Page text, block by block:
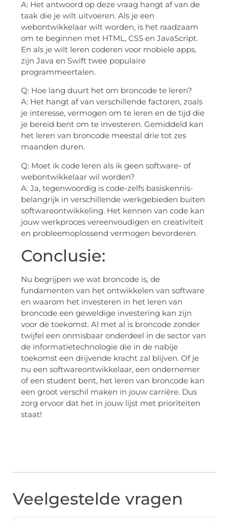
A: Het antwoord op deze vraag hangt af van de
taak die je wilt uitvoeren. Als je een
webontwikkelaar wilt worden, is het raadzaam
om te beginnen met HTML, CSS en JavaScript.
En als je wilt leren coderen voor mobiele apps,
zijn Java en Swift twee populaire
programmeertalen.
Q: Hoe lang duurt het om broncode te leren?
A: Het hangt af van verschillende factoren, zoals
je interesse, vermogen om te leren en de tijd die
je bereid bent om te investeren. Gemiddeld kan
het leren van broncode meestal drie tot zes
maanden duren.
Q: Moet ik code leren als ik geen software- of
webontwikkelaar wil worden?
A: Ja, tegenwoordig is code-zelfs basiskennis-
belangrijk in verschillende werkgebieden buiten
softwareontwikkeling. Het kennen van code kan
jouw werkproces vereenvoudigen en creativiteit
en probleemoplossend vermogen bevorderen.
Conclusie:
Nu begrijpen we wat broncode is, de
fundamenten van het ontwikkelen van software
en waarom het investeren in het leren van
broncode een geweldige investering kan zijn
voor de toekomst. Al met al is broncode zonder
twijfel een onmisbaar onderdeel in de sector van
de informatietechnologie die in de nabije
toekomst een drijvende kracht zal blijven. Of je
nu een softwareontwikkelaar, een ondernemer
of een student bent, het leren van broncode kan
een groot verschil maken in jouw carrière. Dus
zorg ervoor dat het in jouw lijst met prioriteiten
staat!
Veelgestelde vragen